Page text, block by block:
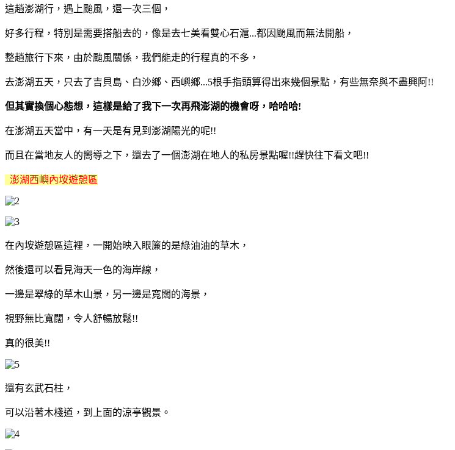
這趟澎湖行，遇上颱風，還一次三個，
好多行程，特別是需要搭船去的，像是去七美看雙心石滬...都因颱風而無法開船，
整趟旅行下來，由於颱風關係，我們能走的行程真的不多，
去澎湖五天，只去了吉貝島、白沙鄉、西嶼鄉...5根手指頭算得出來幾個景點，有些無奈與不盡興阿!!
但其實換個心態想，這樣是給了我下一次再飛澎湖的機會呀，哈哈哈!
在澎湖五天當中，有一天是有見到澎湖陽光的呢!!
而且在當地友人的嚮導之下，還去了一個澎湖在地人的私房景點喔!!趕快往下看文吧!!
澎湖西嶼內垵遊憩區
在內垵遊憩區這裡，一開始映入眼簾的是綠油油的草木，
然後還可以看見海天一色的海岸線，
一邊是翠綠的草木山景，另一邊是寬闊的海景，
視野無比寬闊，令人舒暢放鬆!!
真的很美!!
還有玄武石柱，
可以沿著木棧道，到上面的涼亭觀景。